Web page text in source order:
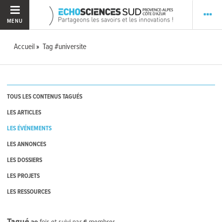
MENU
Accueil Tag #universite
TOUS LES CONTENUS TAGUÉS
LES ARTICLES
LES ÉVÉNEMENTS
LES ANNONCES
LES DOSSIERS
LES PROJETS
LES RESSOURCES